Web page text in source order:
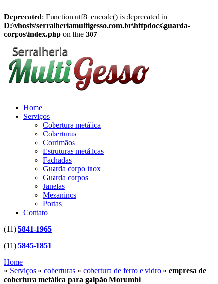
Deprecated: Function utf8_encode() is deprecated in
D:\vhosts\serralheriamultigesso.com.br\httpdocs\guarda-
corpos\index.php on line 307
Home
Serviços
Cobertura metálica
Coberturas
Corrimãos
Estruturas metálicas
Fachadas
Guarda corpo inox
Guarda corpos
Janelas
Mezaninos
Portas
Contato
(11) 5841-1965
(11) 5845-1851
Home
» Serviços » coberturas » cobertura de ferro e vidro » empresa de
cobertura metálica para galpão Morumbi